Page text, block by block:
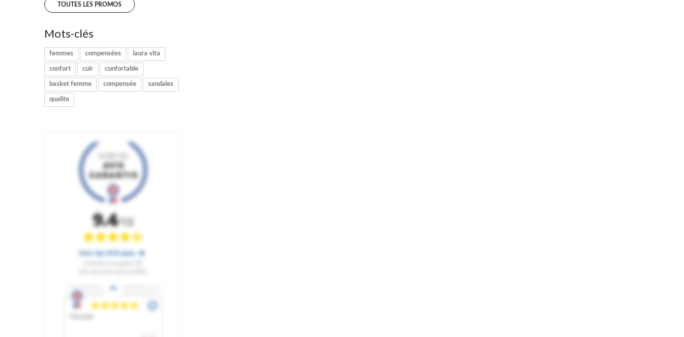
TOUTES LES PROMOS
Mots-clés
femmes compensées laura vita
confort cuir confortable
basket femme compensée sandales
qualite